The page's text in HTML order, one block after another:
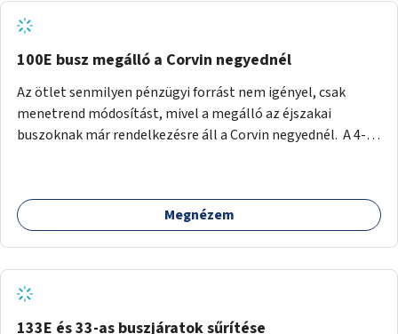
tud állni a megállóba. A környéken a tömegközlekedés
csúcsidőben már most is fullos, a Bosnyák téri beruházások
befejeztével hatványozódni fog az utazási igény.
100E busz megálló a Corvin negyednél
Az ötlet senmilyen pénzügyi forrást nem igényel, csak
menetrend módosítást, mivel a megálló az éjszakai
buszoknak már rendelkezésre áll a Corvin negyednél. A 4-es
ha a 100E reptéri busz a Corvin negyed metrómegállónál is
megállna - főleg éjjel, amikor a metró nem jár, és a 200E
nem hosszabbítaná meg sokkal, a 4-6 vonalán lakóknak
viszont a Kálvin tér-Corvin negyed utat megspórolva 10-15
perccel rövidítheti az utazási idejét.
Megnézem
133E és 33-as buszjáratok sűrítése